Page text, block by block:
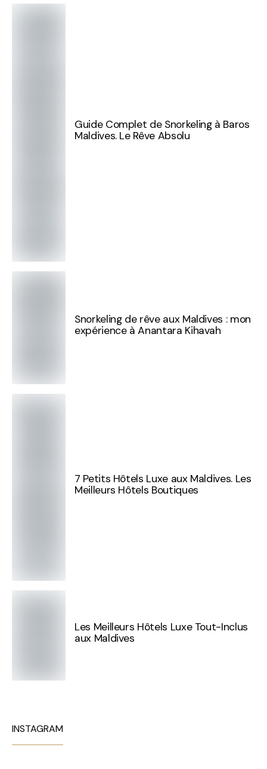
Guide Complet de Snorkeling à Baros
Maldives. Le Rêve Absolu
Snorkeling de rêve aux Maldives : mon
expérience à Anantara Kihavah
7 Petits Hôtels Luxe aux Maldives. Les
Meilleurs Hôtels Boutiques
Les Meilleurs Hôtels Luxe Tout-Inclus
aux Maldives
INSTAGRAM